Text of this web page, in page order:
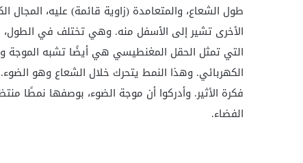
طول الشعاع، والمتعامدة (زاوية قائمة) عليه،
الأخرى تشير إلى الأسفل منه. وهي تختلف في
التي تمثل الحقل المغنطيسي هي أيضًا تشبه الموجة
فكرة الأثير. وأدركوا أن موجة الضوء، بوصفها نمطًا
الفضاء.